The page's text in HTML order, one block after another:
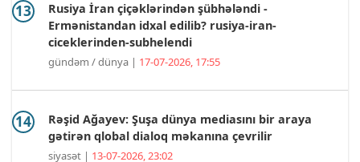
Rusiya İran çiçəklərindən şübhələndi -
Ermənistandan idxal edilib? rusiya-iran-
ciceklerinden-subhelendi
gündəm / dünya | 17-07-2026, 17:55
Rəşid Ağayev: Şuşa dünya mediasını bir araya
gətirən qlobal dialoq məkanına çevrilir
siyasət | 13-07-2026, 23:02